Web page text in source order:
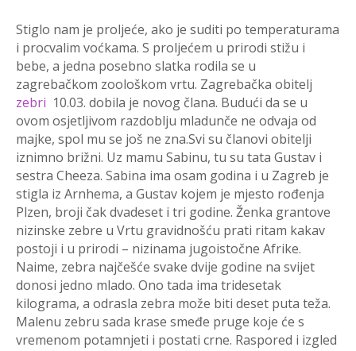
Stiglo nam je proljeće, ako je suditi po temperaturama
i procvalim voćkama. S proljećem u prirodi stižu i
bebe, a jedna posebno slatka rodila se u
zagrebačkom zoološkom vrtu. Zagrebačka obitelj
zebri 10.03. dobila je novog člana. Budući da se u
ovom osjetljivom razdoblju mladunče ne odvaja od
majke, spol mu se još ne zna.Svi su članovi obitelji
iznimno brižni. Uz mamu Sabinu, tu su tata Gustav i
sestra Cheeza. Sabina ima osam godina i u Zagreb je
stigla iz Arnhema, a Gustav kojem je mjesto rođenja
Plzen, broji čak dvadeset i tri godine. Ženka grantove
nizinske zebre u Vrtu gravidnošću prati ritam kakav
postoji i u prirodi – nizinama jugoistočne Afrike.
Naime, zebra najčešće svake dvije godine na svijet
donosi jedno mlado. Ono tada ima tridesetak
kilograma, a odrasla zebra može biti deset puta teža.
Malenu zebru sada krase smeđe pruge koje će s
vremenom potamnjeti i postati crne. Raspored i izgled